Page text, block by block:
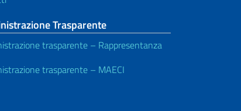
Trasparente
trasparente – Rappresentanza
trasparente – MAECI